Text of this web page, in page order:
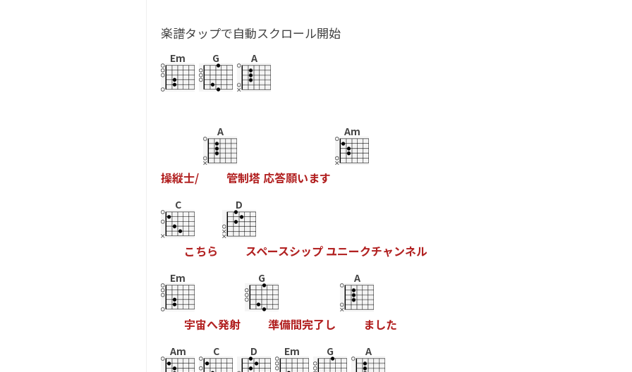
楽譜タップで自動スクロール開始
Em G A
操縦士/
A
管制塔 応答願います
Am
C
こ ちら
D
スペースシップ ユニークチャンネル
Em
宇宙へ発射
G
準備間完了し
A
ました
Am C D Em G A